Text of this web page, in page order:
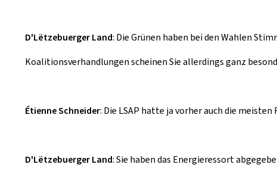
D'Lëtzebuerger Land: Die Grünen haben bei den Wahlen
Koalitionsverhandlungen scheinen Sie allerdings ganz
Étienne Schneider: Die LSAP hatte ja vorher auch die
D'Lëtzebuerger Land: Sie haben das Energieressort